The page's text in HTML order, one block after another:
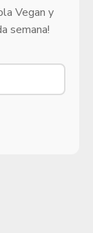
Vegan y
semana!